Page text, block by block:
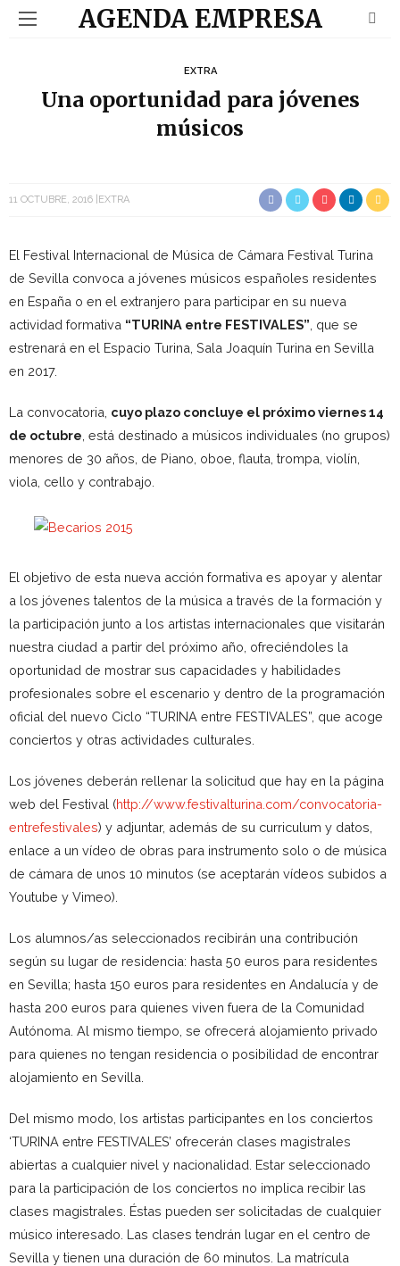
AGENDA EMPRESA
EXTRA
Una oportunidad para jóvenes
músicos
11 OCTUBRE, 2016 EXTRA
El Festival Internacional de Música de Cámara Festival Turina
de Sevilla convoca a jóvenes músicos españoles residentes
en España o en el extranjero para participar en su nueva
actividad formativa “TURINA entre FESTIVALES” , que se
estrenará en el Espacio Turina, Sala Joaquín Turina en Sevilla
en 2017.
La convocatoria, cuyo plazo concluye el próximo viernes 14
de octubre , está destinado a músicos individuales (no grupos)
menores de 30 años, de Piano, oboe, flauta, trompa, violín,
viola, cello y contrabajo.
El objetivo de esta nueva acción formativa es apoyar y alentar
a los jóvenes talentos de la música a través de la formación y
la participación junto a los artistas internacionales que visitarán
nuestra ciudad a partir del próximo año, ofreciéndoles la
oportunidad de mostrar sus capacidades y habilidades
profesionales sobre el escenario y dentro de la programación
oficial del nuevo Ciclo “TURINA entre FESTIVALES”, que acoge
conciertos y otras actividades culturales.
Los jóvenes deberán rellenar la solicitud que hay en la página
web del Festival (http://www.festivalturina.com/convocatoria-
entrefestivales) y adjuntar, además de su curriculum y datos,
enlace a un vídeo de obras para instrumento solo o de música
de cámara de unos 10 minutos (se aceptarán vídeos subidos a
Youtube y Vimeo).
Los alumnos/as seleccionados recibirán una contribución
según su lugar de residencia: hasta 50 euros para residentes
en Sevilla; hasta 150 euros para residentes en Andalucía y de
hasta 200 euros para quienes viven fuera de la Comunidad
Autónoma. Al mismo tiempo, se ofrecerá alojamiento privado
para quienes no tengan residencia o posibilidad de encontrar
alojamiento en Sevilla.
Del mismo modo, los artistas participantes en los conciertos
‘TURINA entre FESTIVALES’ ofrecerán clases magistrales
abiertas a cualquier nivel y nacionalidad. Estar seleccionado
para la participación de los conciertos no implica recibir las
clases magistrales. Éstas pueden ser solicitadas de cualquier
músico interesado. Las clases tendrán lugar en el centro de
Sevilla y tienen una duración de 60 minutos. La matrícula